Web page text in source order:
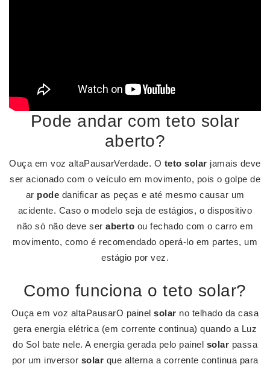
Pode andar com teto solar
aberto?
Ouça em voz altaPausarVerdade. O teto solar jamais deve
ser acionado com o veículo em movimento, pois o golpe de
ar pode danificar as peças e até mesmo causar um
acidente. Caso o modelo seja de estágios, o dispositivo
não só não deve ser aberto ou fechado com o carro em
movimento, como é recomendado operá-lo em partes, um
estágio por vez.
Como funciona o teto solar?
Ouça em voz altaPausarO painelsolar no telhado da casa
gera energia elétrica (em corrente continua) quando a Luz
do Sol bate nele. A energia gerada pelo painel solar passa
por um inversor solar que alterna a corrente continua para